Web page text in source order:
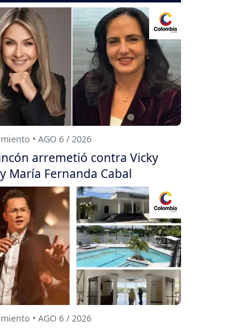
• AGO 6 / 2026
arremetió contra Vicky
María Fernanda Cabal
• AGO 6 / 2026